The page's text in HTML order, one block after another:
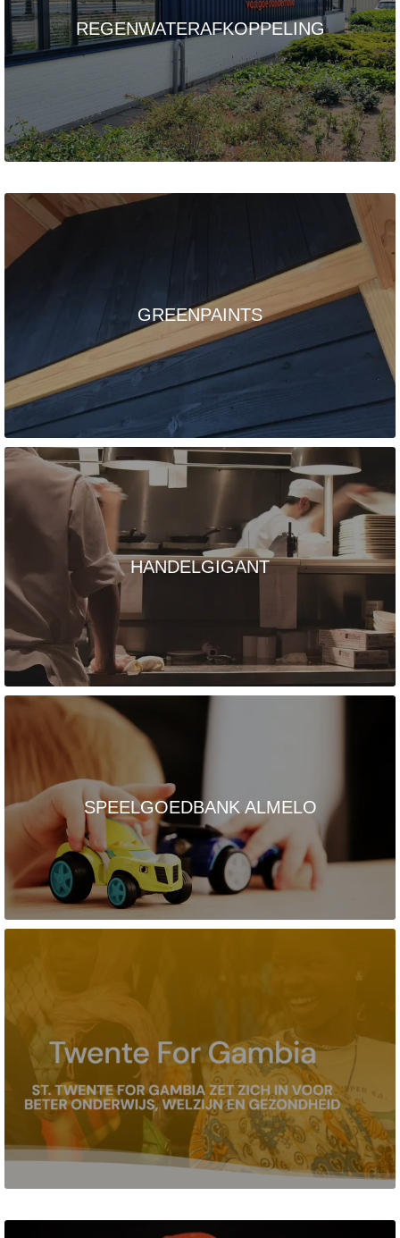
REGENWATERAFKOPPELING
GREENPAINTS
HANDELGIGANT
SPEELGOEDBANK ALMELO